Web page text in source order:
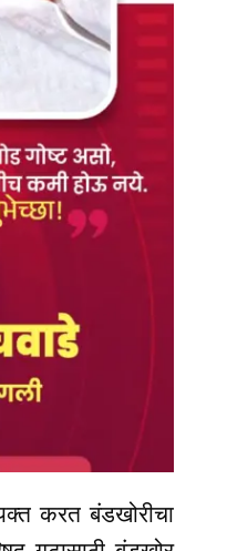
करत बंडखोरीचा